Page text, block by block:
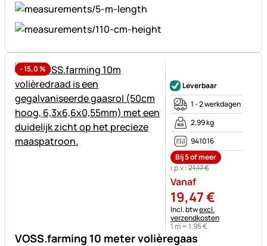
-15,0%
VOSS.farming 10 meter volièregaas
Leverbaar
1 - 2 werkdagen
2,99 kg
941016
Bij 5 of meer
i.p.v.:21,17€
Vanaf
19,47€
Belastinginformatie:
Incl. btwexcl.
verzendkosten
1 m =1,95€